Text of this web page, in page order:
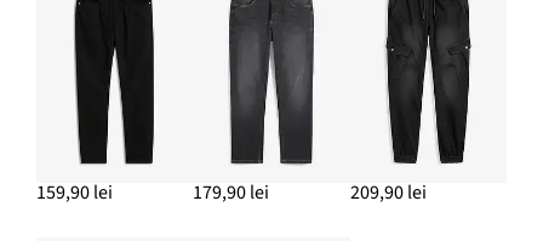
ADAUGĂ ÎN COȘ
Ghete cu șiret cu talpă profilată
189,90 lei
ADAUGĂ ÎN COȘ
159,90 lei 179,90 lei 209,90 lei